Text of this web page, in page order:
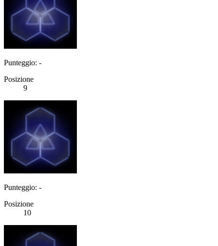
Punteggio: -
Posizione
9
Punteggio: -
Posizione
10